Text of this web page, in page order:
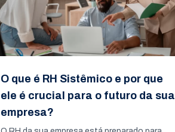
O que é RH Sistêmico e por que
ele é crucial para o futuro da sua
empresa?